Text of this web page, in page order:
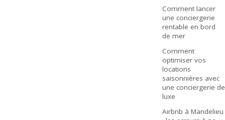
Comment lancer
une conciergerie
rentable en bord
de mer
Comment
optimiser vos
locations
saisonnières avec
une conciergerie de
luxe
Airbnb à Mandelieu